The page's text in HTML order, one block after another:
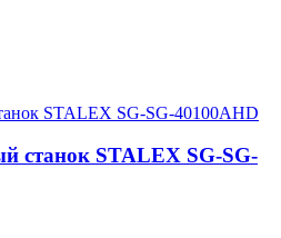
станок STALEX SG-SG-